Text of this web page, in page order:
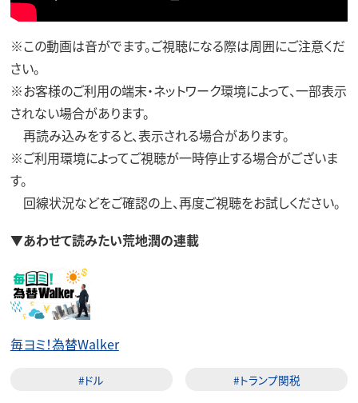
※この動画は音がでます。ご視聴になる際は周囲にご注意くだ
さい。
※お客様のご利用の端末・ネットワーク環境によって、一部表示
されない場合があります。
再読み込みをすると、表示される場合があります。
※ご利用環境によってご視聴が一時停止する場合がございま
す。
回線状況などをご確認の上、再度ご視聴をお試しください。
▼あわせて読みたい荒地潤の連載
毎ヨミ！為替Walker
#ドル #トランプ関税